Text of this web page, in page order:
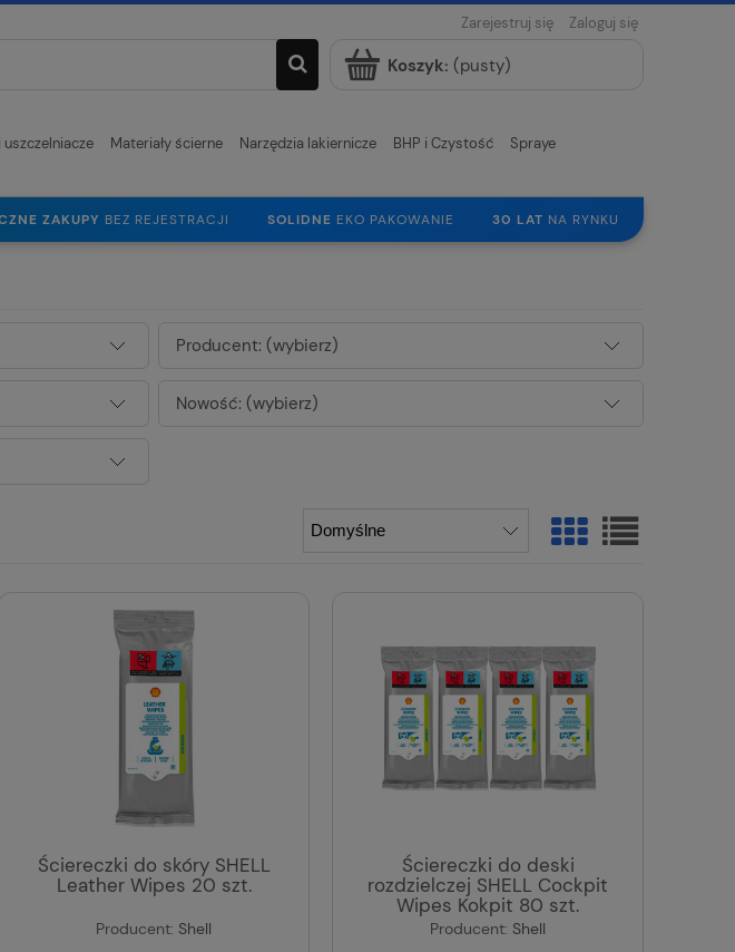
Zarejestruj się Zaloguj się
Koszyk: (pusty)
uszczelniacze Materiały ścierne Narzędzia lakiernicze BHP i Czystość Spraye
ZAKUPY BEZ REJESTRACJI SOLIDNE EKO PAKOWANIE 30 LAT NA RYNKU
Producent: (wybierz)
Nowość: (wybierz)
Ściereczki do skóry SHELL
Leather Wipes 20 szt.
Producent: Shell
Ściereczki do deski
rozdzielczej SHELL Cockpit
Wipes Kokpit 80 szt.
Producent: Shell